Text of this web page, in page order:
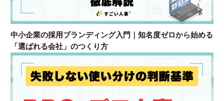
中小企業の採用ブランディング入門｜知名度ゼロから始める
「選ばれる会社」のつくり方